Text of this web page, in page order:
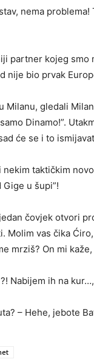
nema
partner kojeg
nije bio prvak
Milanu, gledali
Dinamo!”.
će se i to
taktičkim
u šupi”!
čovjek otvori
Molim vas čika
mrziš? On mi
Nabijem ih na
– Hehe, jebote